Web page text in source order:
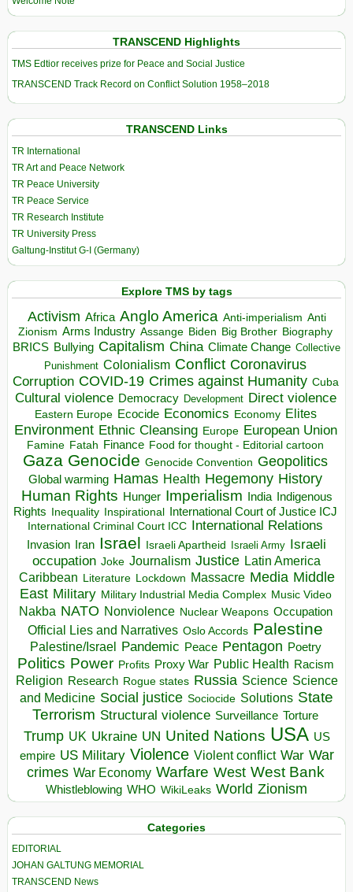
TRANSCEND Highlights
TMS Edtior receives prize for Peace and Social Justice
TRANSCEND Track Record on Conflict Solution 1958–2018
TRANSCEND Links
TR International
TR Art and Peace Network
TR Peace University
TR Peace Service
TR Research Institute
TR University Press
Galtung-Institut G-I (Germany)
Explore TMS by tags
Activism Africa Anglo America Anti-imperialism Anti
Zionism Arms Industry Assange Biden Big Brother Biography
BRICS Bullying Capitalism China Climate Change Collective
Punishment Colonialism Conflict Coronavirus
Corruption COVID-19 Crimes against Humanity Cuba
Cultural violence Democracy Development Direct violence
Eastern Europe Ecocide Economics Economy Elites
Environment Ethnic Cleansing Europe European Union
Famine Fatah Finance Food for thought - Editorial cartoon
Gaza Genocide Genocide Convention Geopolitics
Global warming Hamas Health Hegemony History
Human Rights Hunger Imperialism India Indigenous
Rights Inequality Inspirational
International Court of Justice ICJ
International Criminal Court ICC International Relations
Invasion Iran Israel Israeli Apartheid Israeli Army Israeli
occupation Joke Journalism Justice Latin America
Caribbean Literature Lockdown Massacre Media Middle
East Military Military Industrial Media Complex Music Video
Nakba NATO Nonviolence Nuclear Weapons Occupation
Official Lies and Narratives Oslo Accords Palestine
Palestine/Israel Pandemic Peace Pentagon Poetry
Politics Power Profits Proxy War Public Health Racism
Religion Research Rogue states Russia Science Science
and Medicine Social justice Sociocide Solutions State
Terrorism Structural violence Surveillance Torture
Trump UK Ukraine UN United Nations USA US
empire US Military Violence Violent conflict War War
crimes War Economy Warfare West West Bank
Whistleblowing WHO WikiLeaks World Zionism
Categories
EDITORIAL
JOHAN GALTUNG MEMORIAL
TRANSCEND News